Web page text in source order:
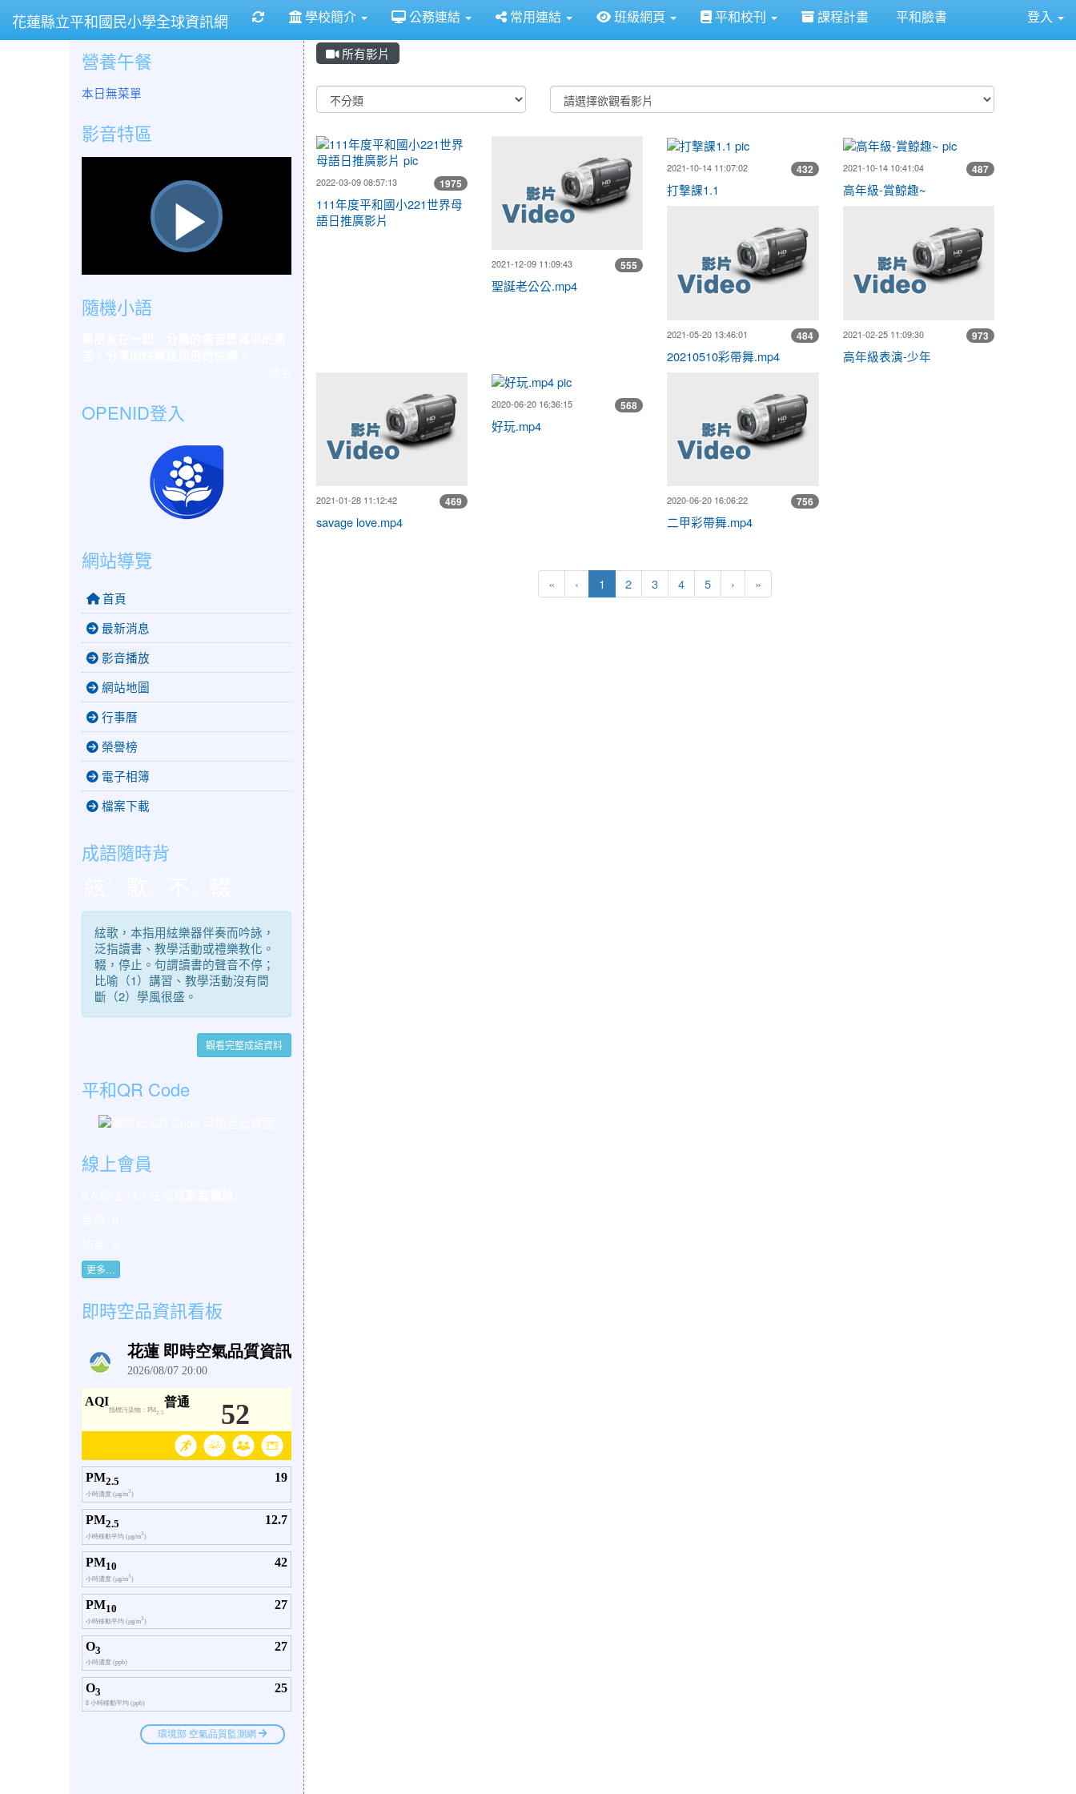
花蓮縣立平和國民小學全球資訊網 重新取得佈景設定
學校簡介 公務連結 常用連結 班級網頁 平和校刊 課程計畫 平和臉書 登入
所有影片
Video List
111年度平和國小221世界母語日推廣影片
1975
2022-03-09 08:57:13
111年度平和國小221世界母
語日推廣影片
聖誕老公公.mp4
555
2021-12-09 11:09:43
聖誕老公公.mp4
打撃課1.1
432
2021-10-14 11:07:02
打撃課1.1
高年級-賞鯨趣~
487
2021-10-14 10:41:04
高年級-賞鯨趣~
484
2021-05-20 13:46:01
20210510彩帶舞.mp4
973
2021-02-25 11:09:30
高年級表演-少年
savage love.mp4
469
2021-01-28 11:12:42
savage love.mp4
好玩.mp4
568
2020-06-20 16:36:15
好玩.mp4
756
2020-06-20 16:06:22
二甲彩帶舞.mp4
« ‹ 1 (目前頁次)
2 3 4 5 › 下一頁
»
營養午餐
本日無菜單
影音特區
播
片
隨機小語
OPENID登入
網站導覽
首頁
最新消息
影音播放
網站地圖
行事曆
榮譽榜
電子相簿
檔案下載
成語隨時背
絃歌，本指用絃樂器伴奏而吟詠，
泛指讀書、教學活動或禮樂教化。
輟，停止。句謂讀書的聲音不停；
比喻（1）講習、教學活動沒有間
斷（2）學風很盛。
觀看完整成語資料
平和QR Code
線上會員
更多…
即時空品資訊看板